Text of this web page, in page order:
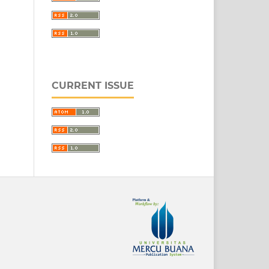
CURRENT ISSUE